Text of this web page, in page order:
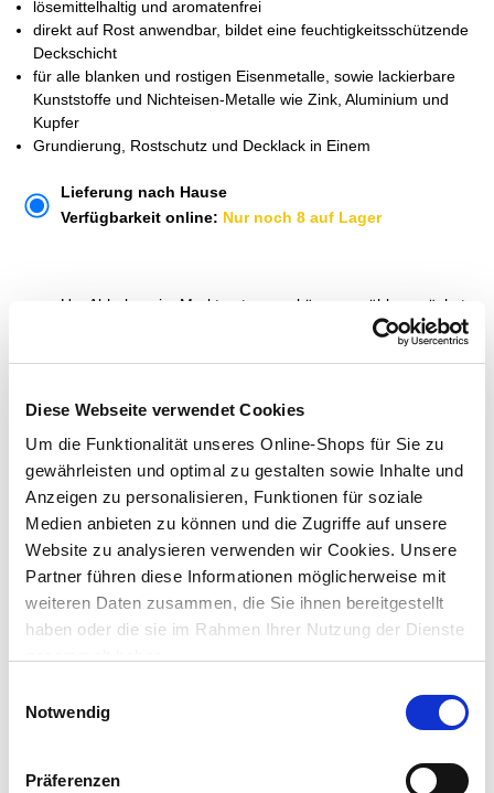
Diese Webseite verwendet Cookies
Um die Funktionalität unseres Online-Shops für Sie zu
gewährleisten und optimal zu gestalten sowie Inhalte und
Anzeigen zu personalisieren, Funktionen für soziale
Medien anbieten zu können und die Zugriffe auf unsere
Website zu analysieren verwenden wir Cookies. Unsere
Partner führen diese Informationen möglicherweise mit
weiteren Daten zusammen, die Sie ihnen bereitgestellt
haben oder die sie im Rahmen Ihrer Nutzung der Dienste
Notwendig
Präferenzen
lösemittelhaltig und aromatenfrei
direkt auf Rost anwendbar, bildet eine feuchtigkeitsschützende
Deckschicht
für alle blanken und rostigen Eisenmetalle, sowie lackierbare
Kunststoffe und Nichteisen-Metalle wie Zink, Aluminium und
Kupfer
Grundierung, Rostschutz und Decklack in Einem
Lieferung nach Hause
Verfügbarkeit online: Nur noch 8 auf Lager
Um Abholung im Markt nutzen zu können, wähle zunächst
In den Warenkorb
ZUBEHÖR UND PASSENDE ARTIKEL: